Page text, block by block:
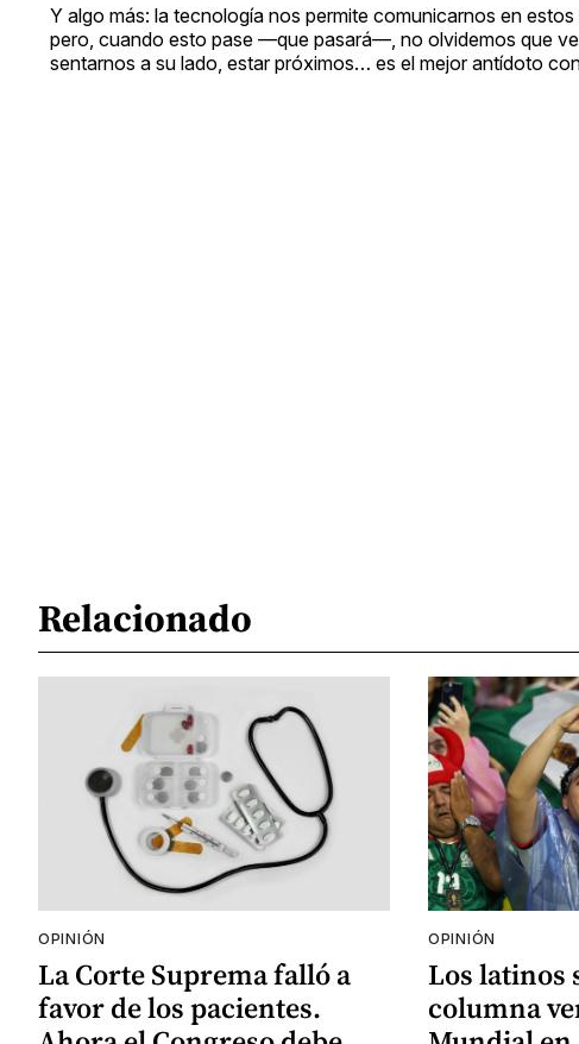
Y algo más: la tecnología nos permite comunicarnos en
pero, cuando esto pase —que pasará—, no olvidemos que
sentarnos a su lado, estar próximos… es el mejor antídoto
Relacionado
OPINIÓN
La Corte Suprema falló a
favor de los pacientes.
OPINIÓN
Los latinos
columna